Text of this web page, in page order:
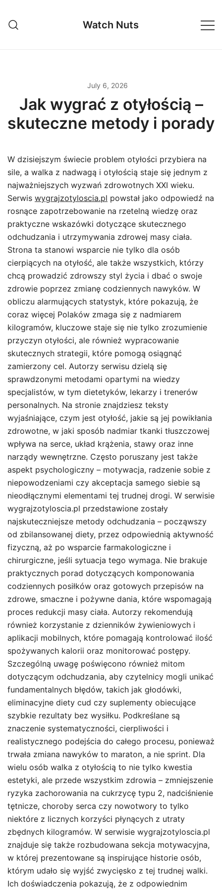
content
Watch Nuts
July 6, 2026
Jak wygrać z otyłością –
skuteczne metody i porady
W dzisiejszym świecie problem otyłości przybiera na
sile, a walka z nadwagą i otyłością staje się jednym z
najważniejszych wyzwań zdrowotnych XXI wieku.
Serwis wygrajzotyloscia.pl powstał jako odpowiedź na
rosnące zapotrzebowanie na rzetelną wiedzę oraz
praktyczne wskazówki dotyczące skutecznego
odchudzania i utrzymywania zdrowej masy ciała.
Strona ta stanowi wsparcie nie tylko dla osób
cierpiących na otyłość, ale także wszystkich, którzy
chcą prowadzić zdrowszy styl życia i dbać o swoje
zdrowie poprzez zmianę codziennych nawyków. W
obliczu alarmujących statystyk, które pokazują, że
coraz więcej Polaków zmaga się z nadmiarem
kilogramów, kluczowe staje się nie tylko zrozumienie
przyczyn otyłości, ale również wypracowanie
skutecznych strategii, które pomogą osiągnąć
zamierzony cel. Autorzy serwisu dzielą się
sprawdzonymi metodami opartymi na wiedzy
specjalistów, w tym dietetyków, lekarzy i trenerów
personalnych. Na stronie znajdziesz teksty
wyjaśniające, czym jest otyłość, jakie są jej powikłania
zdrowotne, w jaki sposób nadmiar tkanki tłuszczowej
wpływa na serce, układ krążenia, stawy oraz inne
narządy wewnętrzne. Często poruszany jest także
aspekt psychologiczny – motywacja, radzenie sobie z
niepowodzeniami czy akceptacja samego siebie są
nieodłącznymi elementami tej trudnej drogi. W serwisie
wygrajzotyloscia.pl przedstawione zostały
najskuteczniejsze metody odchudzania – począwszy
od zbilansowanej diety, przez odpowiednią aktywność
fizyczną, aż po wsparcie farmakologiczne i
chirurgiczne, jeśli sytuacja tego wymaga. Nie brakuje
praktycznych porad dotyczących komponowania
codziennych posiłków oraz gotowych przepisów na
zdrowe, smaczne i pożywne dania, które wspomagają
proces redukcji masy ciała. Autorzy rekomendują
również korzystanie z dzienników żywieniowych i
aplikacji mobilnych, które pomagają kontrolować ilość
spożywanych kalorii oraz monitorować postępy.
Szczególną uwagę poświęcono również mitom
dotyczącym odchudzania, aby czytelnicy mogli unikać
fundamentalnych błędów, takich jak głodówki,
eliminacyjne diety cud czy suplementy obiecujące
szybkie rezultaty bez wysiłku. Podkreślane są
znaczenie systematyczności, cierpliwości i
realistycznego podejścia do całego procesu, ponieważ
trwała zmiana nawyków to maraton, a nie sprint. Dla
wielu osób walka z otyłością to nie tylko kwestia
estetyki, ale przede wszystkim zdrowia – zmniejszenie
ryzyka zachorowania na cukrzycę typu 2, nadciśnienie
tętnicze, choroby serca czy nowotwory to tylko
niektóre z licznych korzyści płynących z utraty
zbędnych kilogramów. W serwisie wygrajzotyloscia.pl
znajduje się także rozbudowana sekcja motywacyjna,
w której prezentowane są inspirujące historie osób,
którym udało się wyjść zwycięsko z tej trudnej walki.
Ich doświadczenia pokazują, że z odpowiednim